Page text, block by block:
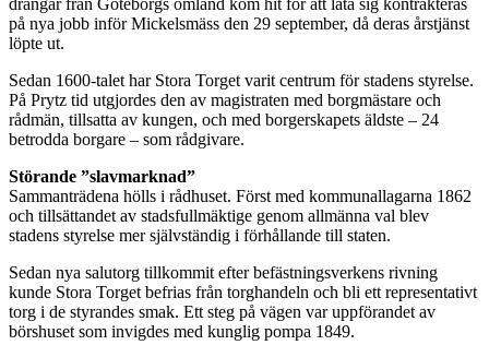
på nya jobb inför Mickelsmäss den 29 september, då deras årstjänst
löpte ut.
Sedan 1600-talet har Stora Torget varit centrum för stadens styrelse.
På Prytz tid utgjordes den av magistraten med borgmästare och
rådmän, tillsatta av kungen, och med borgerskapets äldste – 24
betrodda borgare – som rådgivare.
Störande ”slavmarknad”
Sammanträdena hölls i rådhuset. Först med kommunallagarna 1862
och tillsättandet av stadsfullmäktige genom allmänna val blev
stadens styrelse mer självständig i förhållande till staten.
Sedan nya salutorg tillkommit efter befästningsverkens rivning
kunde Stora Torget befrias från torghandeln och bli ett representativt
torg i de styrandes smak. Ett steg på vägen var uppförandet av
börshuset som invigdes med kunglig pompa 1849.